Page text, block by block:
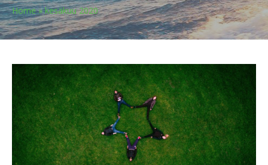
Home »kesäkuu 2020